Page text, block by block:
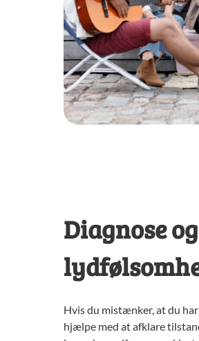
Diagnose
Hvis du mistænker, at du
hjælpe med at afklare